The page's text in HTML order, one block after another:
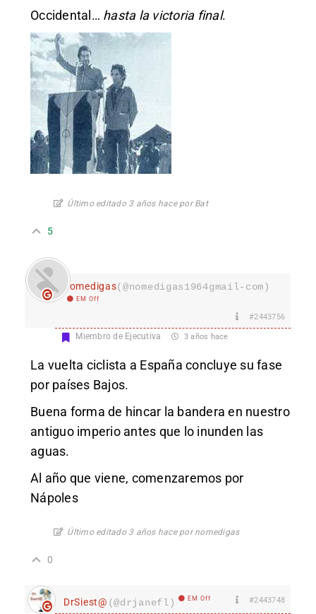
Occidental… hasta la victoria final.
Último editado 3 años hace por Bat
5
nomedigas(@nomedigas1964gmail-com)
EM Off
#2443756
Miembro de Ejecutiva 3 años hace
La vuelta ciclista a España concluye su fase
por países Bajos.
Buena forma de hincar la bandera en nuestro
antiguo imperio antes que lo inunden las
aguas.
Al año que viene, comenzaremos por
Nápoles
Último editado 3 años hace por nomedigas
0
DrSiest@ (@drjanefl) EM Off #2443748